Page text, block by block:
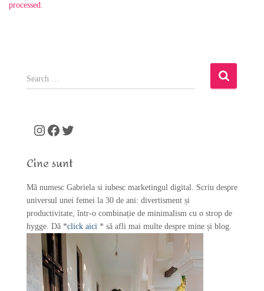
processed.
S
e
o
:
Instagram Facebook Twitter
Cine sunt
Mă numesc Gabriela si iubesc marketingul digital. Scriu despre
universul unei femei la 30 de ani: divertisment și
productivitate, într-o combinație de minimalism cu o strop de
hygge. Dă *click aici * să afli mai multe despre mine și blog.